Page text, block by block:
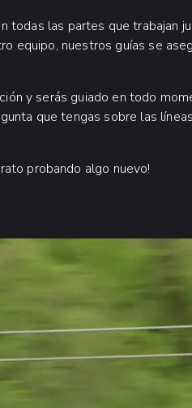
todas las partes que trabajan
equipo, nuestros guías se
y serás guiado en todo
que tengas sobre las
probando algo nuevo!